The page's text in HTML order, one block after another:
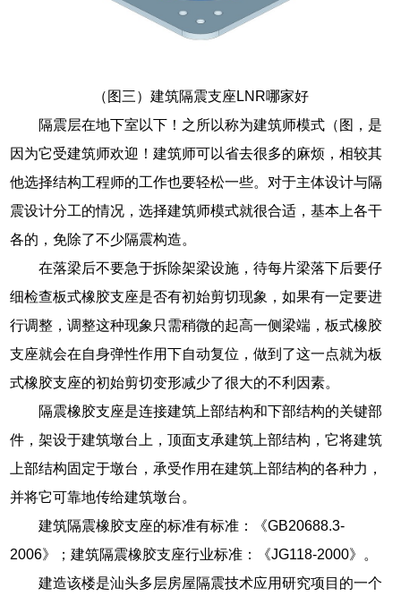
（图三）建筑隔震支座LNR哪家好
隔震层在地下室以下！之所以称为建筑师模式（图，是
因为它受建筑师欢迎！建筑师可以省去很多的麻烦，相较其
他选择结构工程师的工作也要轻松一些。对于主体设计与隔
震设计分工的情况，选择建筑师模式就很合适，基本上各干
各的，免除了不少隔震构造。
在落梁后不要急于拆除架梁设施，待每片梁落下后要仔
细检查板式橡胶支座是否有初始剪切现象，如果有一定要进
行调整，调整这种现象只需稍微的起高一侧梁端，板式橡胶
支座就会在自身弹性作用下自动复位，做到了这一点就为板
式橡胶支座的初始剪切变形减少了很大的不利因素。
隔震橡胶支座是连接建筑上部结构和下部结构的关键部
件，架设于建筑墩台上，顶面支承建筑上部结构，它将建筑
上部结构固定于墩台，承受作用在建筑上部结构的各种力，
并将它可靠地传给建筑墩台。
建筑隔震橡胶支座的标准有标准：《GB20688.3-
2006》；建筑隔震橡胶支座行业标准：《JG118-2000》。
建造该楼是汕头多层房屋隔震技术应用研究项目的一个